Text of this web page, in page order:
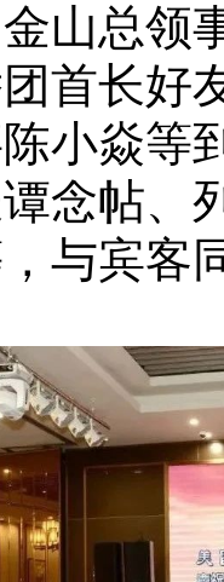
山总领
首长好
小焱等
念帖、
与宾客